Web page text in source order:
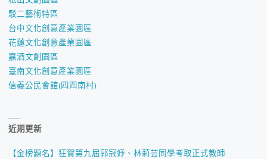
駁二藝術特區
台中文化創意產業園區
花蓮文化創意產業園區
嘉酒文創園區
臺南文化創意產業園區
信義公民會館(四四南村)
近期更新
【金榜題名】狂賀第九屆郭冠妤、林莉芸同學考取正式教師